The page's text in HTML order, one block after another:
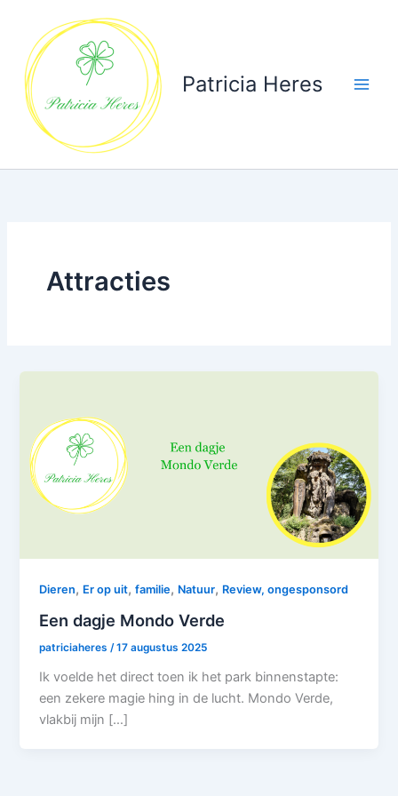
inhoud
Patricia Heres
Attracties
Dieren, Er op uit,familie, Natuur, Review, ongesponsord
Een dagje Mondo Verde
patriciaheres /17 augustus 2025
Ik voelde het direct toen ik het park binnenstapte:
een zekere magie hing in de lucht. Mondo Verde,
vlakbij mijn […]